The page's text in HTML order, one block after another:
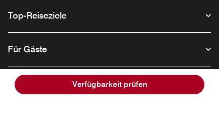
Verfügbarkeit prüfen
Top-Reiseziele
Für Gäste
Unser Unternehmen